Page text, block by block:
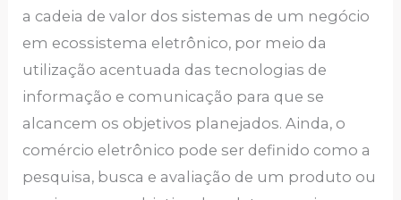
a cadeia de valor dos sistemas de um negócio
em ecossistema eletrônico, por meio da
utilização acentuada das tecnologias de
informação e comunicação para que se
alcancem os objetivos planejados. Ainda, o
comércio eletrônico pode ser definido como a
pesquisa, busca e avaliação de um produto ou